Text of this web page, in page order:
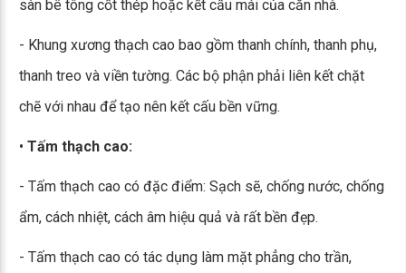
sàn bê tông cốt thép hoặc kết cấu mái của căn nhà.
- Khung xương thạch cao bao gồm thanh chính, thanh phụ,
thanh treo và viền tường. Các bộ phận phải liên kết chặt
chẽ với nhau để tạo nên kết cấu bền vững.
• Tấm thạch cao:
- Tấm thạch cao có đặc điểm: Sạch sẽ, chống nước, chống
ẩm, cách nhiệt, cách âm hiệu quả và rất bền đẹp.
- Tấm thạch cao có tác dụng làm mặt phẳng cho trần,